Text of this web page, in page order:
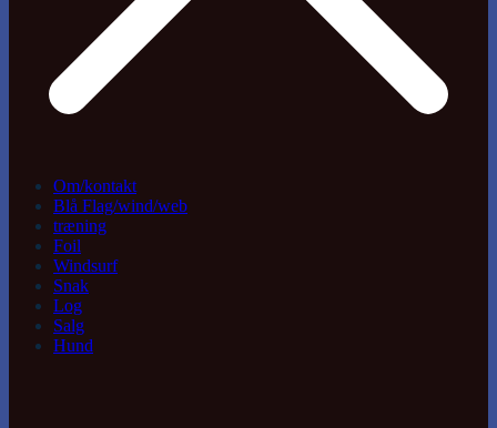
Om/kontakt
Blå Flag/wind/web
træning
Foil
Windsurf
Snak
Log
Salg
Hund